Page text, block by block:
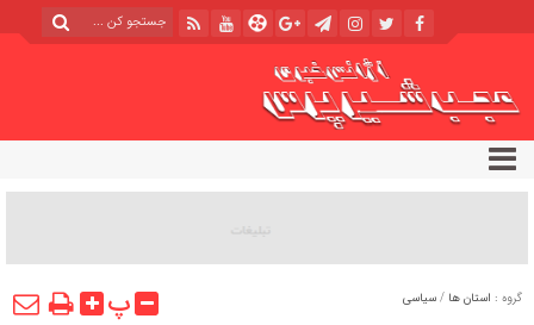
گروه : استان ها / سیاسی پ